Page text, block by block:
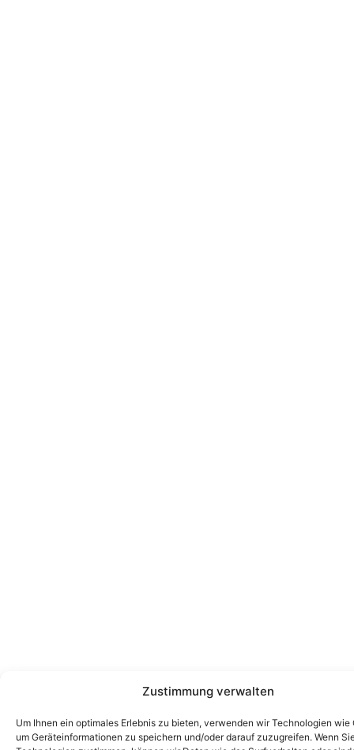
Zustimmung verwalten
Um Ihnen ein optimales Erlebnis zu bieten, verwenden wir Technologien wie
um Geräteinformationen zu speichern und/oder darauf zuzugreifen. Wenn